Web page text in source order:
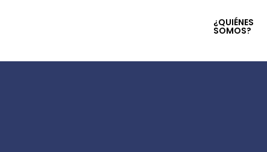
¿QUIÉNES
SOMOS?